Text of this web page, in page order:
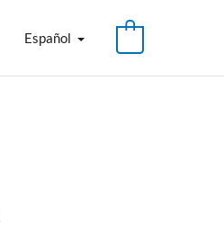
Español